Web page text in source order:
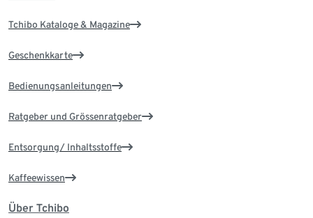
Tchibo Kataloge & Magazine
Geschenkkarte
Bedienungsanleitungen
Ratgeber und Grössenratgeber
Entsorgung/ Inhaltsstoffe
Kaffeewissen
Über Tchibo